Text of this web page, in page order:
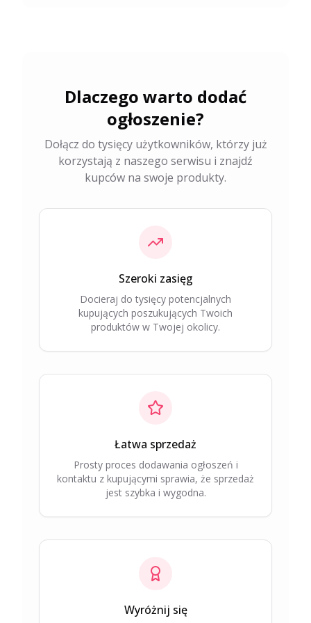
Dlaczego warto dodać
ogłoszenie?
Dołącz do tysięcy użytkowników, którzy już
korzystają z naszego serwisu i znajdź
kupców na swoje produkty.
Szeroki zasięg
Docieraj do tysięcy potencjalnych
kupujących poszukujących Twoich
produktów w Twojej okolicy.
Łatwa sprzedaż
Prosty proces dodawania ogłoszeń i
kontaktu z kupującymi sprawia, że sprzedaż
jest szybka i wygodna.
Wyróżnij się